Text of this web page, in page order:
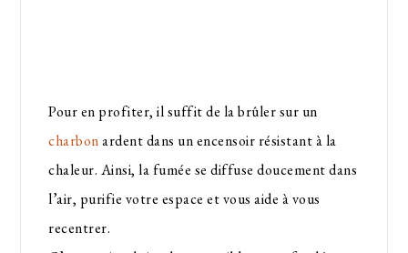
Pour en profiter, il suffit de la brûler sur un
charbonardent dans un encensoir résistant à la
chaleur. Ainsi, la fumée se diffuse doucement dans
l’air, purifie votre espace et vous aide à vous
recentrer.